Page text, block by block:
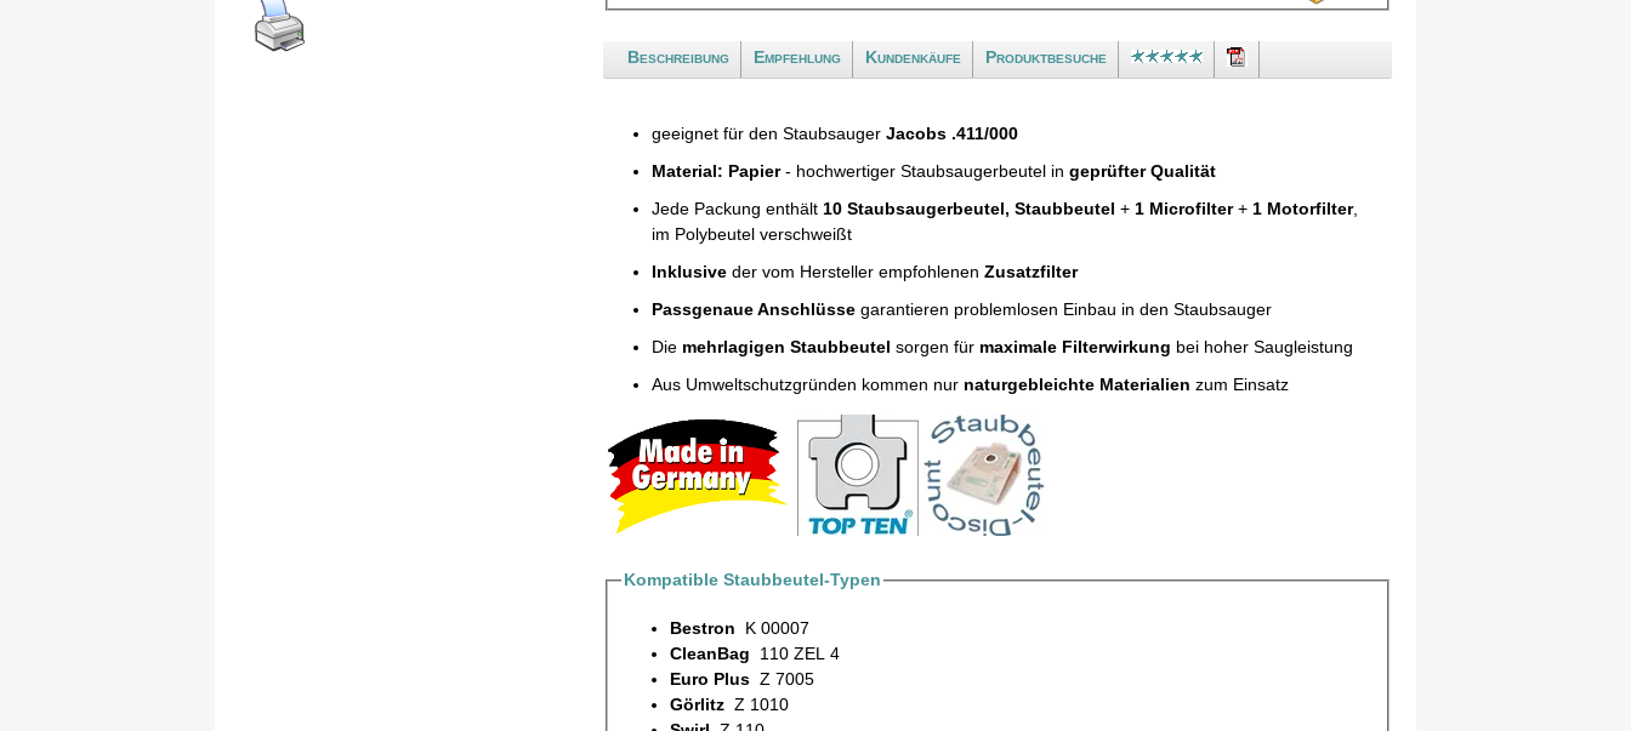
Beschreibung Empfehlung Kundenkäufe Produktbesuche
geeignet für den Staubsauger Jacobs .411/000
Material: Papier- hochwertiger Staubsaugerbeutel in geprüfter Qualität
Jede Packung enthält 10 Staubsaugerbeutel, Staubbeutel + 1 Microfilter+ 1 Motorfilter,
im Polybeutel verschweißt
Inklusive der vom Hersteller empfohlenen Zusatzfilter
Passgenaue Anschlüsse garantieren problemlosen Einbau in den Staubsauger
Die mehrlagigen Staubbeutel sorgen für maximale Filterwirkung bei hoher Saugleistung
Aus Umweltschutzgründen kommen nur naturgebleichte Materialien zum Einsatz
Kompatible Staubbeutel-Typen
Bestron K 00007
CleanBag 110 ZEL 4
Euro PlusZ 7005
GörlitzZ 1010